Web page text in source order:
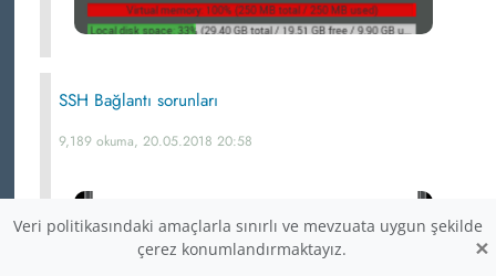
SSH Bağlantı sorunları
9,189 okuma, 20.05.2018 20:58
Veri politikasındaki amaçlarla sınırlı ve mevzuata uygun şekilde
çerez konumlandırmaktayız.
×